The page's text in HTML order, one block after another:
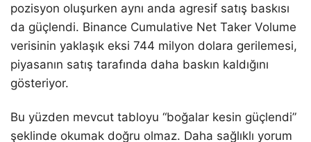
pozisyon oluşurken aynı anda agresif satış baskısı
da güçlendi. Binance Cumulative Net Taker Volume
verisinin yaklaşık eksi 744 milyon dolara gerilemesi,
piyasanın satış tarafında daha baskın kaldığını
gösteriyor.
Bu yüzden mevcut tabloyu “boğalar kesin güçlendi”
şeklinde okumak doğru olmaz. Daha sağlıklı yorum